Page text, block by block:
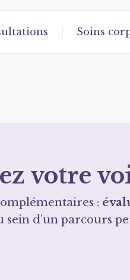
Soins
votre
:
sein d’un parcours